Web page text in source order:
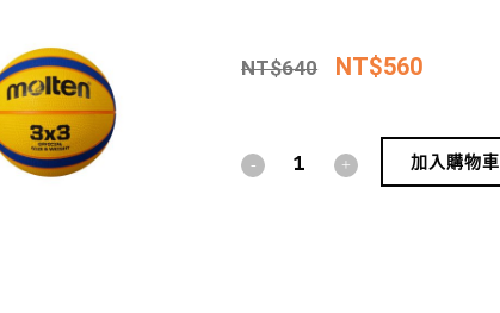
NT$640 NT$560
加入購物車